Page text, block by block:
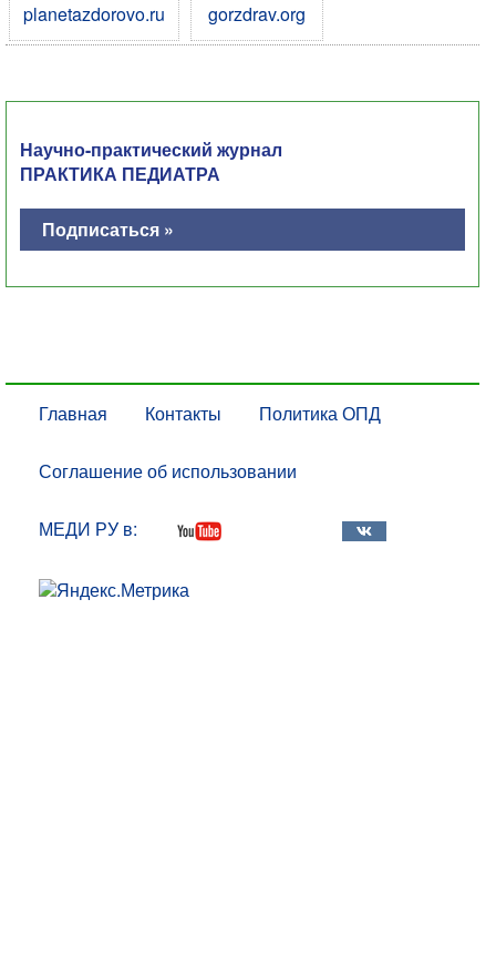
planetazdorovo.ru
gorzdrav.org
Научно-практический журнал
ПРАКТИКА ПЕДИАТРА
Подписаться »
Главная Контакты Политика ОПД
Соглашение об использовании
МЕДИ РУ в: